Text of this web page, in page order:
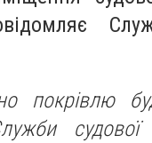
покрівлю
судової